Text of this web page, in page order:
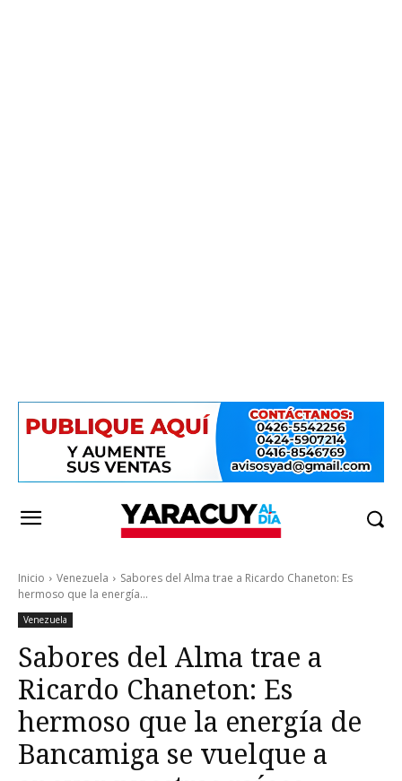
Inicio Venezuela
Sabores del Alma trae a Ricardo Chaneton: Es
hermoso que la energía...
Venezuela
Sabores del Alma trae a
Ricardo Chaneton: Es
hermoso que la energía de
Bancamiga se vuelque a